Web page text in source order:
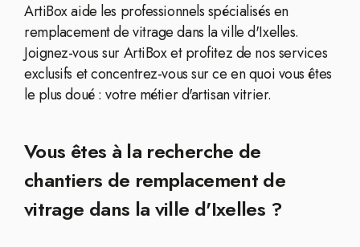
ArtiBox aide les professionnels spécialisés en
remplacement de vitrage dans la ville d'Ixelles.
Joignez-vous sur ArtiBox et profitez de nos services
exclusifs et concentrez-vous sur ce en quoi vous êtes
le plus doué : votre métier d'artisan vitrier.
Vous êtes à la recherche de
chantiers de remplacement de
vitrage dans la ville d'Ixelles ?